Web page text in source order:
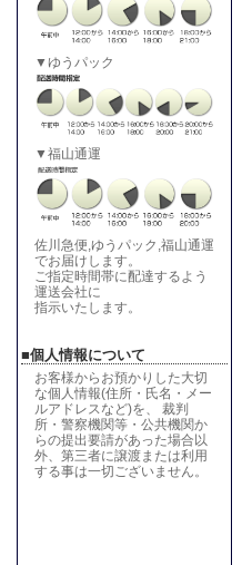
▼ゆうパック
▼福山通運
佐川急便,ゆうパック,福山通運
でお届けします。
ご指定時間帯に配達するよう
運送会社に
指示いたします。
■個人情報について
お客様からお預かりした大切
な個人情報(住所・氏名・メー
ルアドレスなど)を、 裁判
所・警察機関等・公共機関か
らの提出要請があった場合以
外、第三者に譲渡または利用
する事は一切ございません。